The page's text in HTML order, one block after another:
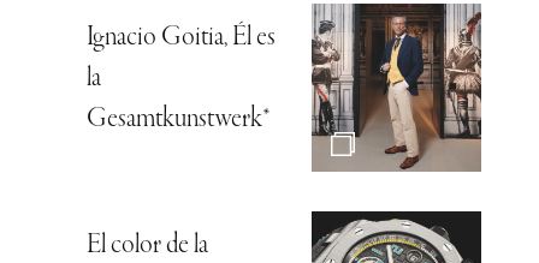
Ignacio Goitia, Él es
la
Gesamtkunstwerk*
El color de la